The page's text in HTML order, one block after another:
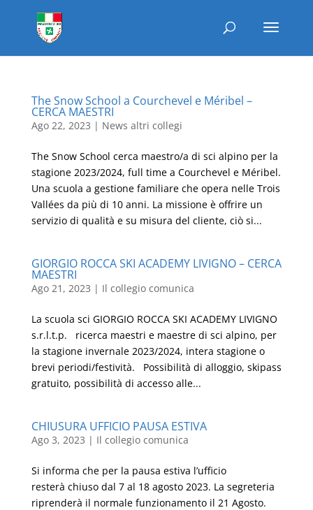
The Snow School a Courchevel e Méribel –
CERCA MAESTRI
Ago 22, 2023 | News altri collegi
The Snow School cerca maestro/a di sci alpino per la
stagione 2023/2024, full time a Courchevel e Méribel.
Una scuola a gestione familiare che opera nelle Trois
Vallées da più di 10 anni. La missione è offrire un
servizio di qualità e su misura del cliente, ciò si...
GIORGIO ROCCA SKI ACADEMY LIVIGNO – CERCA
MAESTRI
Ago 21, 2023 | Il collegio comunica
La scuola sci GIORGIO ROCCA SKI ACADEMY LIVIGNO
s.r.l.t.p. ricerca maestri e maestre di sci alpino, per
la stagione invernale 2023/2024, intera stagione o
brevi periodi/festività. Possibilità di alloggio, skipass
gratuito, possibilità di accesso alle...
CHIUSURA UFFICIO PAUSA ESTIVA
Ago 3, 2023 | Il collegio comunica
Si informa che per la pausa estiva l’ufficio
resterà chiuso dal 7 al 18 agosto 2023. La segreteria
riprenderà il normale funzionamento il 21 Agosto.